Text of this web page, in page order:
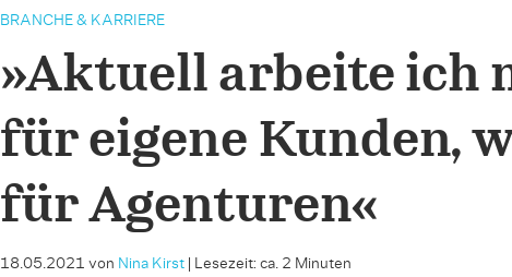
BRANCHE & KARRIERE
»Aktuell arbeite ich
für eigene Kunden,
für Agenturen«
18.05.2021 von Nina Kirst| Lesezeit: ca. 2 Minuten